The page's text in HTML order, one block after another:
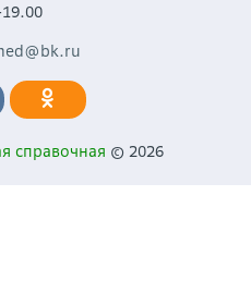
справочная © 2026